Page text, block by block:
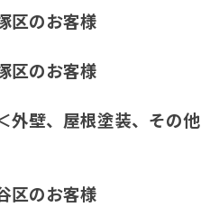
区のお客様
区のお客様
外壁、屋根塗装、その他
区のお客様